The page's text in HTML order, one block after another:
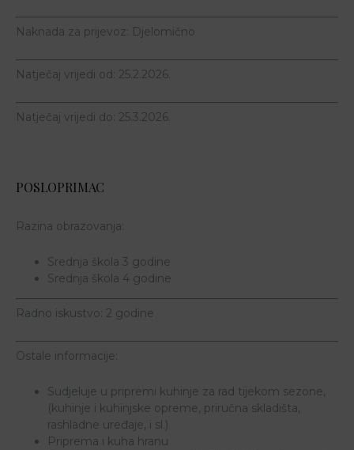
Naknada za prijevoz: Djelomično
Natječaj vrijedi od: 25.2.2026.
Natječaj vrijedi do: 25.3.2026.
POSLOPRIMAC
Razina obrazovanja:
Srednja škola 3 godine
Srednja škola 4 godine
Radno iskustvo: 2 godine
Ostale informacije:
Sudjeluje u pripremi kuhinje za rad tijekom sezone,
(kuhinje i kuhinjske opreme, priručna skladišta,
rashladne uređaje, i sl.)
Priprema i kuha hranu